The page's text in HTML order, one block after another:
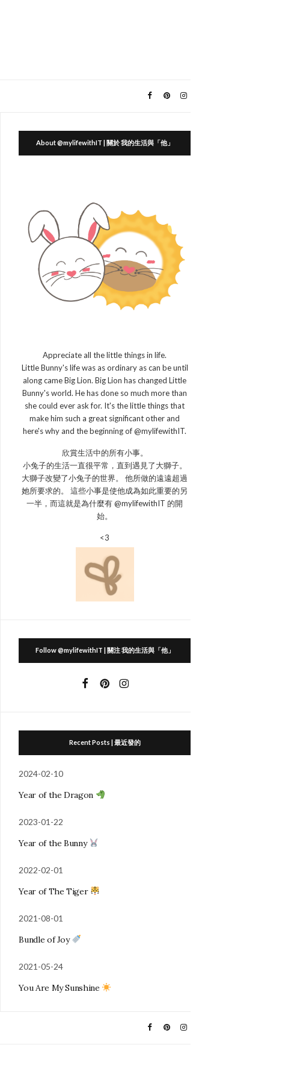
About @mylifewithIT | 關於 我的生活與「他」
Appreciate all the little things in life.
Little Bunny's life was as ordinary as can be until
along came Big Lion. Big Lion has changed Little
Bunny's world. He has done so much more than
she could ever ask for. It's the little things that
make him such a great significant other and
here's why and the beginning of @mylifewithIT.
欣賞生活中的所有小事。
小兔子的生活一直很平常，直到遇見了大獅子。
大獅子改變了小兔子的世界。 他所做的遠遠超過
她所要求的。 這些小事是使他成為如此重要的另
一半，而這就是為什麼有 @mylifewithIT 的開
始。
<3
Follow @mylifewithIT | 關注 我的生活與「他」
Recent Posts | 最近發的
2024-02-10
Year of the Dragon
2023-01-22
Year of the Bunny
2022-02-01
Year of The Tiger
2021-08-01
Bundle of Joy
2021-05-24
You Are My Sunshine